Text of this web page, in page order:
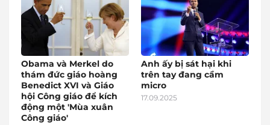
Obama và Merkel do
thám đức giáo hoàng
Benedict XVI và Giáo
hội Công giáo để kích
động một 'Mùa xuân
Công giáo'
Anh ấy bị sát hại khi
trên tay đang cầm
micro
17.09.2025